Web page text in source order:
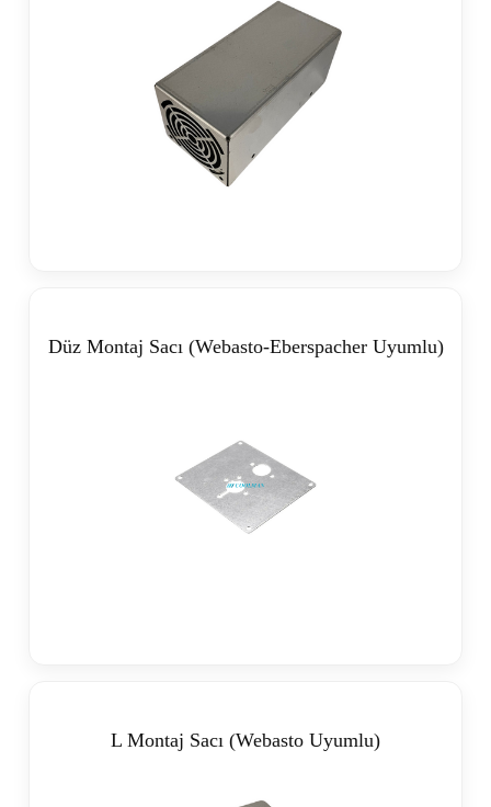
Düz Montaj Sacı (Webasto-Eberspacher Uyumlu)
L Montaj Sacı (Webasto Uyumlu)